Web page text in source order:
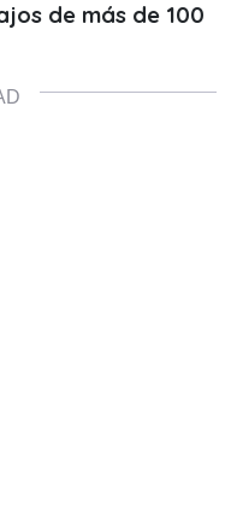
de más de 100